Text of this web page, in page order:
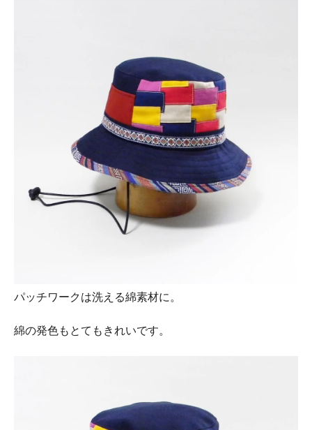
パッチワークは洗える綿素材に。
綿の発色もとてもきれいです。